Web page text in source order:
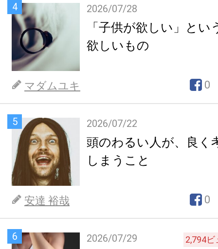
4 2026/07/28
「子供が欲しい」とい
欲しいもの
マダムユキ 0
5 2026/07/22
頭のわるい人が、良く
しまうこと
安達 裕哉 0
6 2026/07/29 2,794ビ